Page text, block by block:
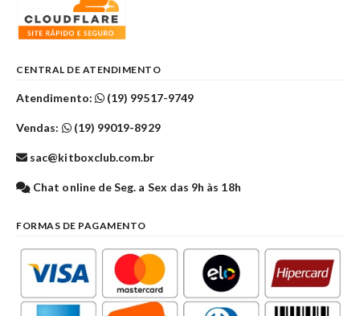
CENTRAL DE ATENDIMENTO
Atendimento: (19) 99517-9749
Vendas: (19) 99019-8929
sac@kitboxclub.com.br
Chat online de Seg. a Sex das 9h às 18h
FORMAS DE PAGAMENTO